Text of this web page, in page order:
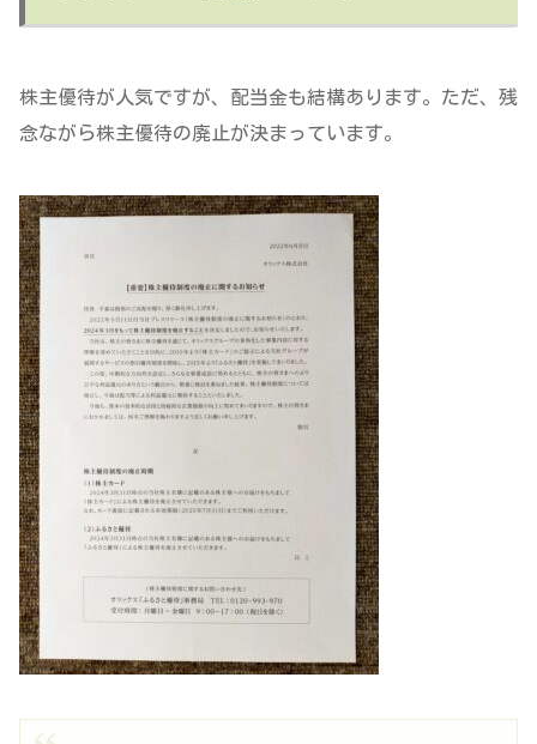
株主優待が人気ですが、配当金も結構あります。ただ、残
念ながら株主優待の廃止が決まっています。